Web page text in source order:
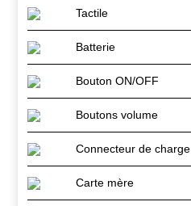
Tactile
Batterie
Bouton ON/OFF
Boutons volume
Connecteur de charge
Carte mère